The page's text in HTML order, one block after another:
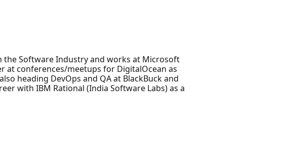
the Software Industry and works at Microsoft
at conferences/meetups for DigitalOcean as
heading DevOps and QA at BlackBuck and
with IBM Rational (India Software Labs) as a